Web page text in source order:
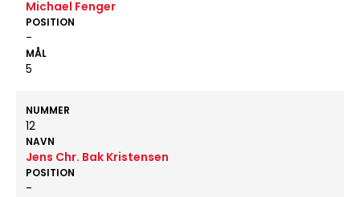
Michael Fenger
POSITION
-
MÅL
5
NUMMER
12
NAVN
Jens Chr. Bak Kristensen
POSITION
-